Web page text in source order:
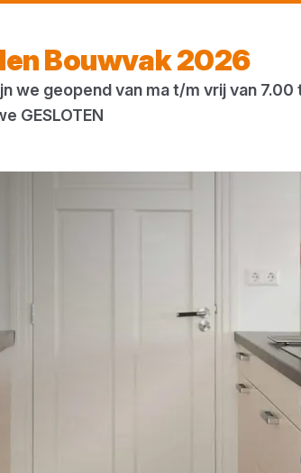
Houtweb
Bouwvak 2026
we geopend van ma t/m vrij van
GESLOTEN